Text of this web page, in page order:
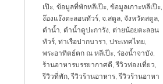
เป๊ะ, ข้อมูลที่พักหลีเป๊ะ, ข้อมูลเกาะหลีเป๊ะ,
ง๊องแง๊งตะลอนทัวร์, จ.สตูล, จังหวัดสตูล,
ดำน้ำ, ดำน้ำดูปะการัง, ต่ายน้อยตะลอน
ทัวร์, ท่าเรือปากบารา, ประเทศไทย,
พระอาทิตย์ตก ณ หลีเป๊ะ, ร่องน้ำจาบัง,
ร้านอาหารบรรยากาศดี,รีวิวท่องเที่ยว,
รีวิวที่พัก,รีวิวร้านอาหาร,รีวิวร้านอาหา